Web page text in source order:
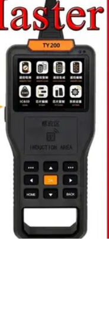
Pratiques
Choisir un